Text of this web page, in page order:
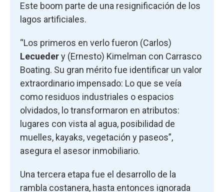
Este boom parte de una resignificación de los
lagos artificiales.
“Los primeros en verlo fueron (Carlos)
Lecuedery (Ernesto) Kimelman con Carrasco
Boating. Su gran mérito fue identificar un valor
extraordinario impensado: Lo que se veía
como residuos industriales o espacios
olvidados, lo transformaron en atributos:
lugares con vista al agua, posibilidad de
muelles, kayaks, vegetación y paseos”,
asegura el asesor inmobiliario.
Una tercera etapa fue el desarrollo de la
rambla costanera, hasta entonces ignorada